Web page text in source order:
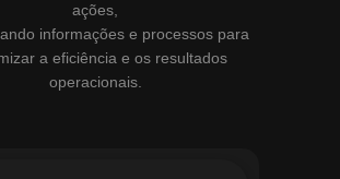
ações,
informações e processos para
a eficiência e os resultados
operacionais.